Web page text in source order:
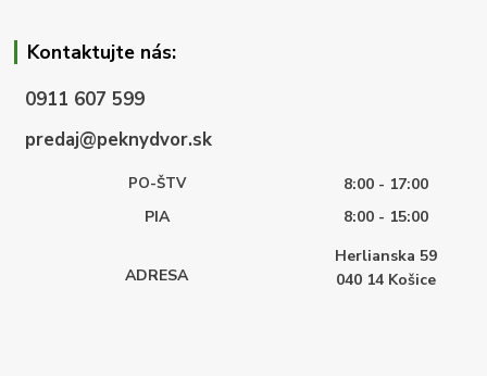
Kontaktujte nás:
0911 607 599
predaj@peknydvor.sk
PO-ŠTV
8:00 - 17:00
PIA
8:00 - 15:00
ADRESA
Herlianska 59
040 14 Košice